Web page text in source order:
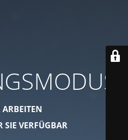
ARBEITEN
SIE VERFÜGBAR